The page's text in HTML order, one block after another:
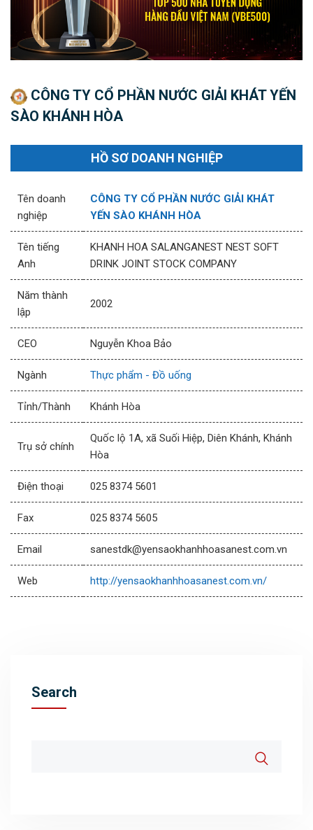
CÔNG TY CỔ PHẦN NƯỚC GIẢI KHÁT YẾN
SÀO KHÁNH HÒA
HỒ SƠ DOANH NGHIỆP
Tên doanh
nghiệp
CÔNG TY CỔ PHẦN NƯỚC GIẢI KHÁT
YẾN SÀO KHÁNH HÒA
Tên tiếng
Anh
KHANH HOA SALANGANEST NEST SOFT
DRINK JOINT STOCK COMPANY
Năm thành
lập
2002
CEO Nguyễn Khoa Bảo
Ngành Thực phẩm - Đồ uống
Tỉnh/Thành Khánh Hòa
Trụ sở chính
Quốc lộ 1A, xã Suối Hiệp, Diên Khánh, Khánh
Hòa
Điện thoại 025 8374 5601
Fax 025 8374 5605
Email sanestdk@yensaokhanhhoasanest.com.vn
Web http://yensaokhanhhoasanest.com.vn/
Search